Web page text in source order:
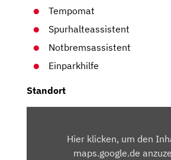
Tempomat
Spurhalteassistent
Notbremsassistent
Einparkhilfe
Standort
MAPS.GOOGLE.DEHier klicken, um den
maps.google.de